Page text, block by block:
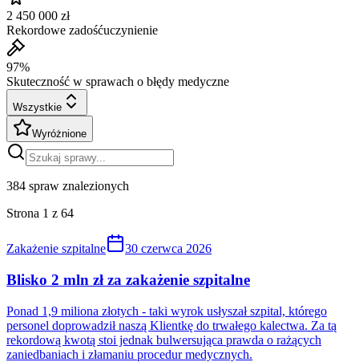
2 450 000 zł
Rekordowe zadośćuczynienie
97%
Skuteczność w sprawach o błędy medyczne
Wszystkie
Wyróżnione
384 spraw znalezionych
Strona 1 z 64
Zakażenie szpitalne 30 czerwca 2026
Blisko 2 mln zł za zakażenie szpitalne
Ponad 1,9 miliona złotych - taki wyrok usłyszał szpital, którego
personel doprowadził naszą Klientkę do trwałego kalectwa. Za tą
rekordową kwotą stoi jednak bulwersująca prawda o rażących
zaniedbaniach i złamaniu procedur medycznych.